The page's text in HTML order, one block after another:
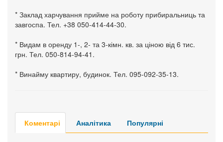
* Заклад харчування прийме на роботу прибиральниць та
завгоспа. Тел. +38 050-414-44-30.
* Видам в оренду 1-, 2- та 3-кімн. кв. за ціною від 6 тис.
грн. Тел. 050-814-94-41.
* Винайму квартиру, будинок. Тел. 095-092-35-13.
Коментарі Аналітика Популярні